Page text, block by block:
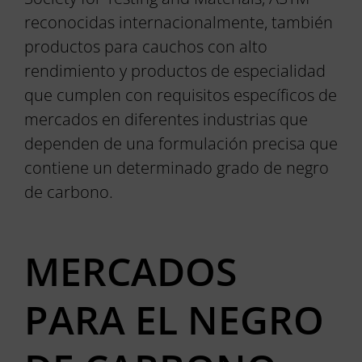
reconocidas internacionalmente, también
productos para cauchos con alto
rendimiento y productos de especialidad
que cumplen con requisitos específicos de
mercados en diferentes industrias que
dependen de una formulación precisa que
contiene un determinado grado de negro
de carbono.
MERCADOS
PARA EL NEGRO